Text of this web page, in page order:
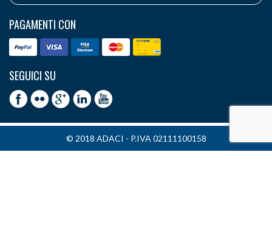
PAGAMENTI CON
SEGUICI SU
© 2018 ADACI - P.IVA 02111100158